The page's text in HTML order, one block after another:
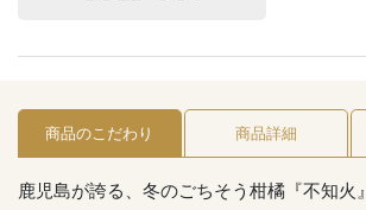
商品のこだわり 商品詳細
鹿児島が誇る、冬のごちそう柑橘『不知火』